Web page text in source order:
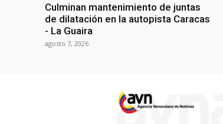
Culminan mantenimiento de juntas
de dilatación en la autopista Caracas
- La Guaira
agosto 7, 2026